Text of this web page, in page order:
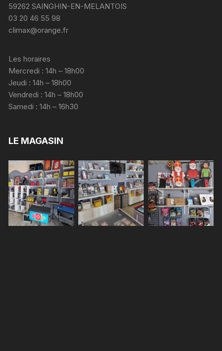
59262 SAINGHIN-EN-MELANTOIS
03 20 46 55 98
climax@orange.fr
Les horaires
Mercredi : 14h – 18h00
Jeudi : 14h – 18h00
Vendredi : 14h – 18h00
Samedi : 14h – 16h30
LE MAGASIN